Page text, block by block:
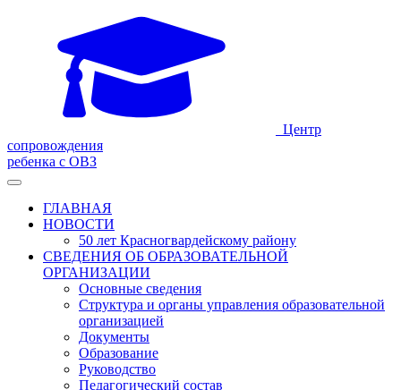
Центр
сопровождения
ребенка с ОВЗ
ГЛАВНАЯ
НОВОСТИ
50 лет Красногвардейскому району
СВЕДЕНИЯ ОБ ОБРАЗОВАТЕЛЬНОЙ
ОРГАНИЗАЦИИ
Основные сведения
Структура и органы управления образовательной
организацией
Документы
Образование
Руководство
Педагогический состав